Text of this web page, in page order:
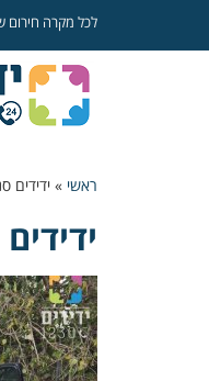
לכל מקרה חירום
ראשי » ידידים